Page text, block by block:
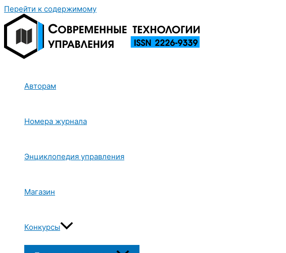
Перейти к содержимому
Авторам
Номера журнала
Энциклопедия управления
Магазин
Конкурсы